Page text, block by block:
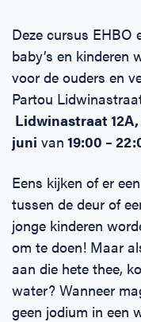
Deze cursus EHBO
baby’s en kinderen
voor de ouders en
Partou
Lidwinastraat
juni van 19:00 –
Eens kijken of er
tussen de deur of
jonge kinderen
om te doen! Maar
aan die hete thee,
water? Wanneer
geen jodium in een